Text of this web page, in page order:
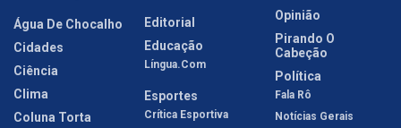
Água De Chocalho
Cidades
Ciência
Clima
Coluna Torta
Editorial
Educação
Língua.com
Esportes
Crítica Esportiva
Opinião
Pirando O
Cabeção
Política
Fala Rô
Notícias Gerais